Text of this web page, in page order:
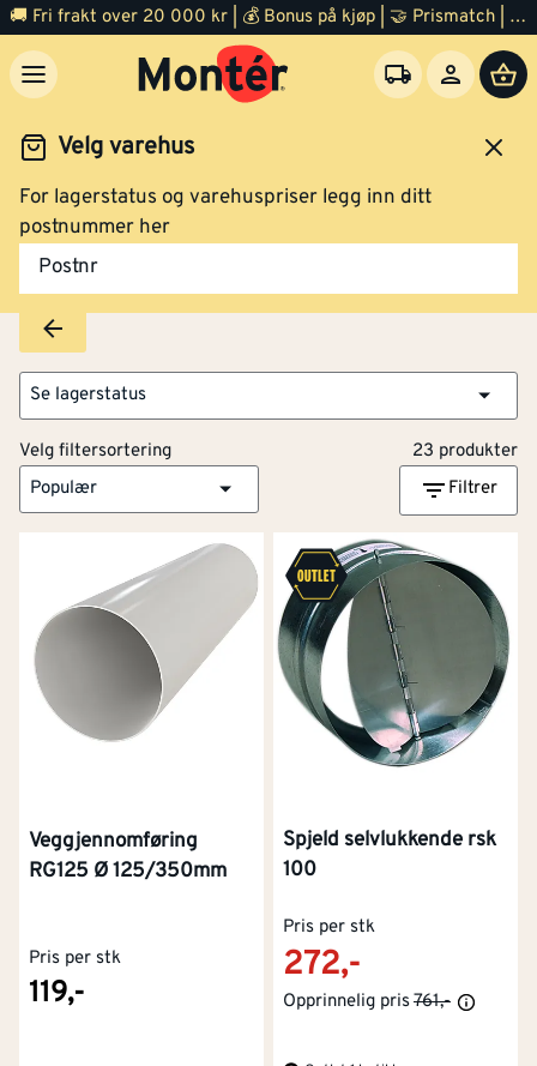
🚚 Fri frakt over 20 000 kr | 💰 Bonus på kjøp | 🤝 Prismatch | ⭐ 100% fornøyd garanti | 🏪 140 byggevarehus
Velg varehus
For lagerstatus og varehuspriser legg inn ditt
postnummer her
Postnr
og inneklima
Ventilasjonsrør og deler
Se lagerstatus
Velg filtersortering
23 produkter
Populær
Filtrer
Veggjennomføring
RG125 Ø 125/350mm
Pris per stk
119,-
Spjeld selvlukkende rsk
100
Pris per stk
272,-
Opprinnelig pris761,-